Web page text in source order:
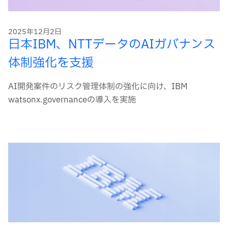
2025年12月2日
日本IBM、NTTデータのAIガバナンス
体制強化を支援
AI開発案件のリスク管理体制の強化に向け、IBM
watsonx.governanceの導入を実施